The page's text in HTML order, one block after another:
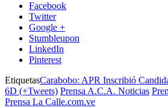
Facebook
Twitter
Google +
Stumbleupon
LinkedIn
Pinterest
EtiquetasCarabobo: APR Inscribió
6D (+Tweets) Prensa A.C.A. Noticias
Prensa La Calle.com.ve